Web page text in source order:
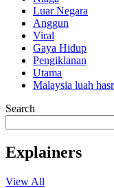
Luar Negara
Anggun
Viral
Gaya Hidup
Pengiklanan
Utama
Malaysia luah
Search
Explainers
View All